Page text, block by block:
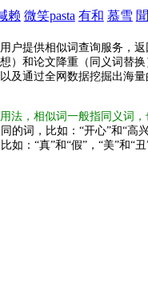
赖 微笑pasta 有和 慕雪
户提供相似词查询服务，
）和论文降重（同义词替换
及通过全网数据挖掘出海
法，相似词一般指同义词
词，比如：“开心”和“高兴
：“真”和“假”，“美”和“丑”